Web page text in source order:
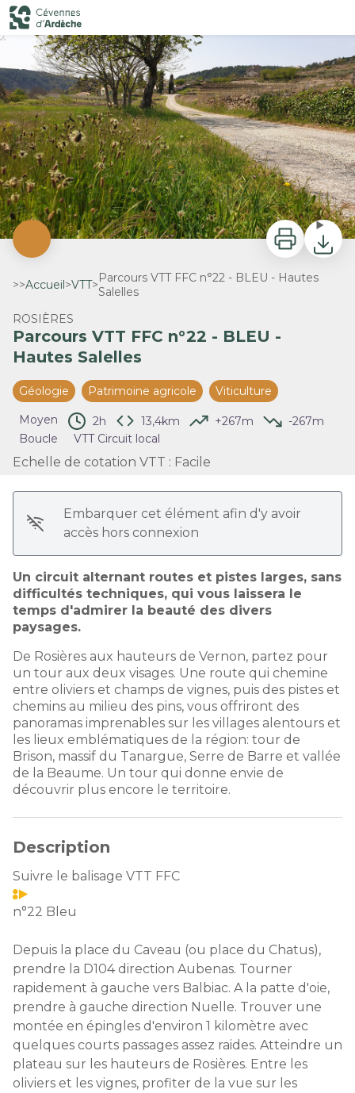
Parcours VTT FFC n°22 - BLEU - Hautes Salelles
Imprimer
>>Accueil>VTT>Parcours VTT FFC n°22 - BLEU - Hautes
Salelles
ROSIÈRES
Parcours VTT FFC n°22 - BLEU -
Hautes Salelles
Géologie Patrimoine agricole
Viticulture
Moyen
2h 13,4km +267m
-267m
Boucle
VTT Circuit local
Echelle de cotation VTT : Facile
Embarquer cet élément afin d'y avoir
accès hors connexion
Un circuit alternant routes et pistes larges, sans
difficultés techniques, qui vous laissera le
temps d'admirer la beauté des divers
paysages.
De Rosières aux hauteurs de Vernon, partez pour
un tour aux deux visages. Une route qui chemine
entre oliviers et champs de vignes, puis des pistes et
chemins au milieu des pins, vous offriront des
panoramas imprenables sur les villages alentours et
les lieux emblématiques de la région: tour de
Brison, massif du Tanargue, Serre de Barre et vallée
de la Beaume. Un tour qui donne envie de
découvrir plus encore le territoire.
Description
Suivre le balisage VTT FFC
n°22 Bleu
Depuis la place du Caveau (ou place du Chatus),
prendre la D104 direction Aubenas. Tourner
rapidement à gauche vers Balbiac. A la patte d'oie,
prendre à gauche direction Nuelle. Trouver une
montée en épingles d'environ 1 kilomètre avec
quelques courts passages assez raides. Atteindre un
plateau sur les hauteurs de Rosières. Entre les
oliviers et les vignes, profiter de la vue sur les